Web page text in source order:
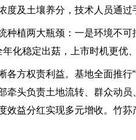
度及土壤养分，技术人员通
植两大瓶颈：一是环境不可
化稳定出菇，上市时机更优
方权责利益。基地全面推行“
牵头负责土地流转、群众动
效益分红实现多元增收。竹